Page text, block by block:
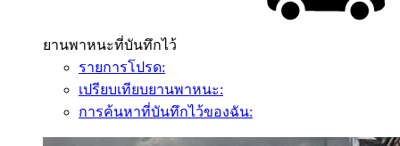
ยานพาหนะที่บันทึกไว้
รายการโปรด:
เปรียบเทียบยานพาหนะ:
การค้นหาที่บันทึกไว้ของฉัน: